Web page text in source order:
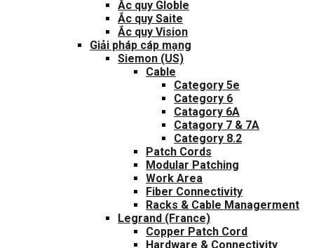
Ắc quy Globle
Ắc quy Saite
Ắc quy Vision
Giải pháp cáp mạng
Siemon (US)
Cable
Category 5e
Category 6
Catagory 6A
Catagory 7 & 7A
Category 8.2
Patch Cords
Modular Patching
Work Area
Fiber Connectivity
Racks & Cable Managerment
Legrand (France)
Copper Patch Cord
Hardware & Connectivity